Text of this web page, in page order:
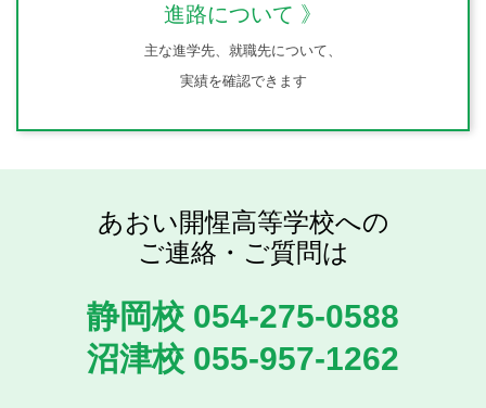
進路について
主な進学先、就職先について、
実績を確認できます
あおい開惺高等学校への
ご連絡・ご質問は
静岡校 054-275-0588
沼津校 055-957-1262